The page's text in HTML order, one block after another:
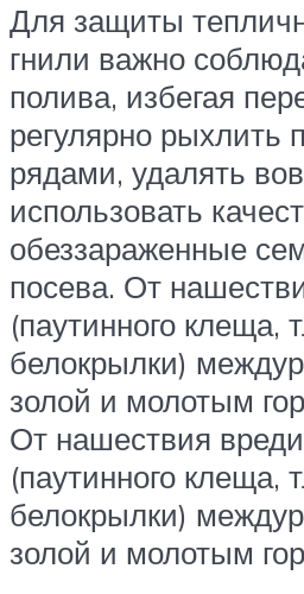
Для защиты
гнили важно
полива, избегая
регулярно рыхлить
рядами, удалять
использовать
обеззараженные
посева. От
(паутинного клеща,
белокрылки)
золой и молотым
От нашествия
(паутинного клеща,
белокрылки)
золой и молотым